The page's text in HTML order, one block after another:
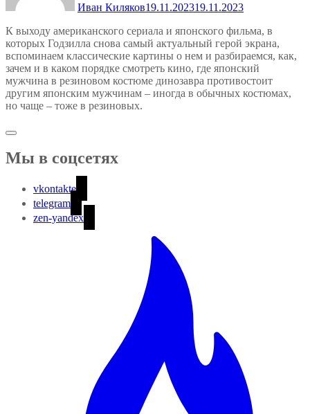
Иван Киляков19.11.202319.11.2023
К выходу американского сериала и японского фильма, в
которых Годзилла снова самый актуальный герой экрана,
вспоминаем классические картины о нем и разбираемся, как,
зачем и в каком порядке смотреть кино, где японский
мужчина в резиновом костюме динозавра противостоит
другим японским мужчинам – иногда в обычных костюмах,
но чаще – тоже в резиновых.
Мы в соцсетях
vkontakte
telegram
zen-yandex